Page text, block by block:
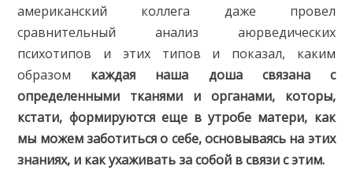
американский коллега даже провел
сравнительный анализ аюрведических
психотипов и этих типов и показал, каким
образом каждая наша доша связана с
определенными тканями и органами, которы,
кстати, формируются еще в утробе матери, как
мы можем заботиться о себе, основываясь на этих
знаниях, и как ухаживать за собой в связи с этим.